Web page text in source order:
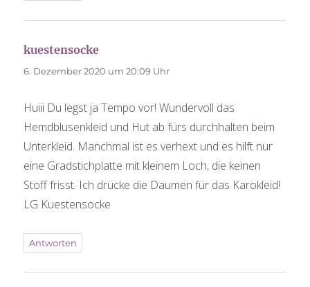
kuestensocke
6. Dezember 2020 um 20:09 Uhr
Huiii Du legst ja Tempo vor! Wundervoll das
Hemdblusenkleid und Hut ab fürs durchhalten beim
Unterkleid. Manchmal ist es verhext und es hilft nur
eine Gradstichplatte mit kleinem Loch, die keinen
Stoff frisst. Ich drücke die Daumen für das Karokleid!
LG Kuestensocke
Antworten